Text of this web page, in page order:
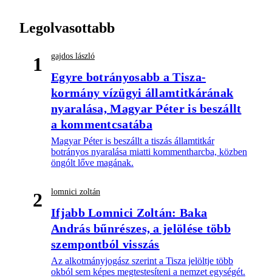
Legolvasottabb
1 gajdos lászló
Egyre botrányosabb a Tisza-
kormány vízügyi államtitkárának
nyaralása, Magyar Péter is beszállt
a kommentcsatába
Magyar Péter is beszállt a tiszás államtitkár
botrányos nyaralása miatti kommentharcba, közben
öngólt lőve magának.
2 lomnici zoltán
Ifjabb Lomnici Zoltán: Baka
András bűnrészes, a jelölése több
szempontból visszás
Az alkotmányjogász szerint a Tisza jelöltje több
okból sem képes megtestesíteni a nemzet egységét.